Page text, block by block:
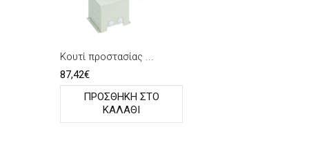
Κουτί προστασίας ...
87,42€
ΠΡΟΣΘΉΚΗ ΣΤΟ
ΚΑΛΆΘΙ